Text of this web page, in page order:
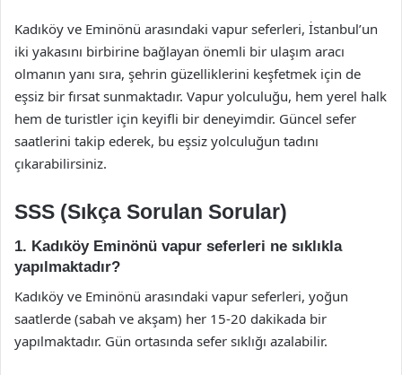
Kadıköy ve Eminönü arasındaki vapur seferleri, İstanbul’un
iki yakasını birbirine bağlayan önemli bir ulaşım aracı
olmanın yanı sıra, şehrin güzelliklerini keşfetmek için de
eşsiz bir fırsat sunmaktadır. Vapur yolculuğu, hem yerel halk
hem de turistler için keyifli bir deneyimdir. Güncel sefer
saatlerini takip ederek, bu eşsiz yolculuğun tadını
çıkarabilirsiniz.
SSS (Sıkça Sorulan Sorular)
1. Kadıköy Eminönü vapur seferleri ne sıklıkla
yapılmaktadır?
Kadıköy ve Eminönü arasındaki vapur seferleri, yoğun
saatlerde (sabah ve akşam) her 15-20 dakikada bir
yapılmaktadır. Gün ortasında sefer sıklığı azalabilir.